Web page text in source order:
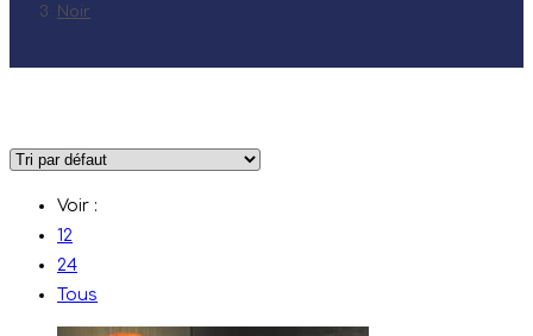
Noir
Voir :
12
24
Tous